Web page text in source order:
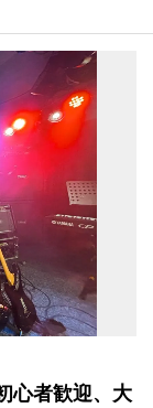
心者歓迎、大